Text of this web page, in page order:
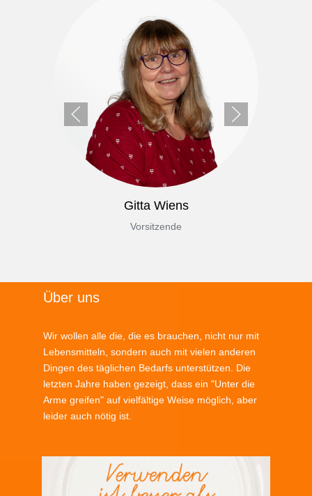
Gitta Wiens
Vorsitzende
Über uns
Wir wollen alle die, die es brauchen, nicht nur mit
Lebensmitteln, sondern auch mit vielen anderen
Dingen des täglichen Bedarfs unterstützen. Die
letzten Jahre haben gezeigt, dass ein "Unter die
Arme greifen" auf vielfältige Weise möglich, aber
leider auch nötig ist.